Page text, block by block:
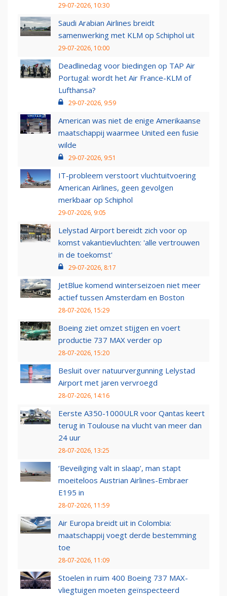
29-07-2026, 10:30
Saudi Arabian Airlines breidt
samenwerking met KLM op Schiphol uit
29-07-2026, 10:00
Deadlinedag voor biedingen op TAP Air
Portugal: wordt het Air France-KLM of
Lufthansa?
29-07-2026, 9:59
American was niet de enige Amerikaanse
maatschappij waarmee United een fusie
wilde
29-07-2026, 9:51
IT-probleem verstoort vluchtuitvoering
American Airlines, geen gevolgen
merkbaar op Schiphol
29-07-2026, 9:05
Lelystad Airport bereidt zich voor op
komst vakantievluchten: 'alle vertrouwen
in de toekomst'
29-07-2026, 8:17
JetBlue komend winterseizoen niet meer
actief tussen Amsterdam en Boston
28-07-2026, 15:29
Boeing ziet omzet stijgen en voert
productie 737 MAX verder op
28-07-2026, 15:20
Besluit over natuurvergunning Lelystad
Airport met jaren vervroegd
28-07-2026, 14:16
Eerste A350-1000ULR voor Qantas keert
terug in Toulouse na vlucht van meer dan
24 uur
28-07-2026, 13:25
‘Beveiliging valt in slaap’, man stapt
moeiteloos Austrian Airlines-Embraer
E195 in
28-07-2026, 11:59
Air Europa breidt uit in Colombia:
maatschappij voegt derde bestemming
toe
28-07-2026, 11:09
Stoelen in ruim 400 Boeing 737 MAX-
vliegtuigen moeten geïnspecteerd